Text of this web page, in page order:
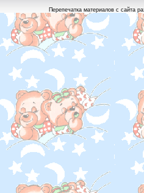
Перепечатка материалов с сайта